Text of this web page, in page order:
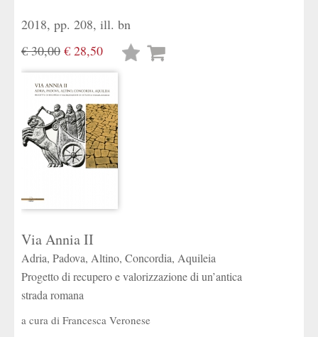
2018, pp. 208, ill. bn
€ 30,00 € 28,50
Lista
Via Annia II
Adria, Padova, Altino, Concordia, Aquileia
Progetto di recupero e valorizzazione di un’antica
strada romana
a cura di Francesca Veronese